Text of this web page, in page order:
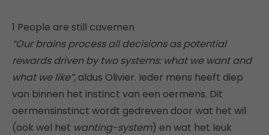
1 People are still cavemen
“Our brains process all decisions as potential
rewards driven by two systems: what we want and
what we like”, aldus Olivier. Ieder mens heeft diep
van binnen het instinct van een oermens. Dit
oermensinstinct wordt gedreven door wat het wil
(ook wel het wanting-system) en wat het leuk